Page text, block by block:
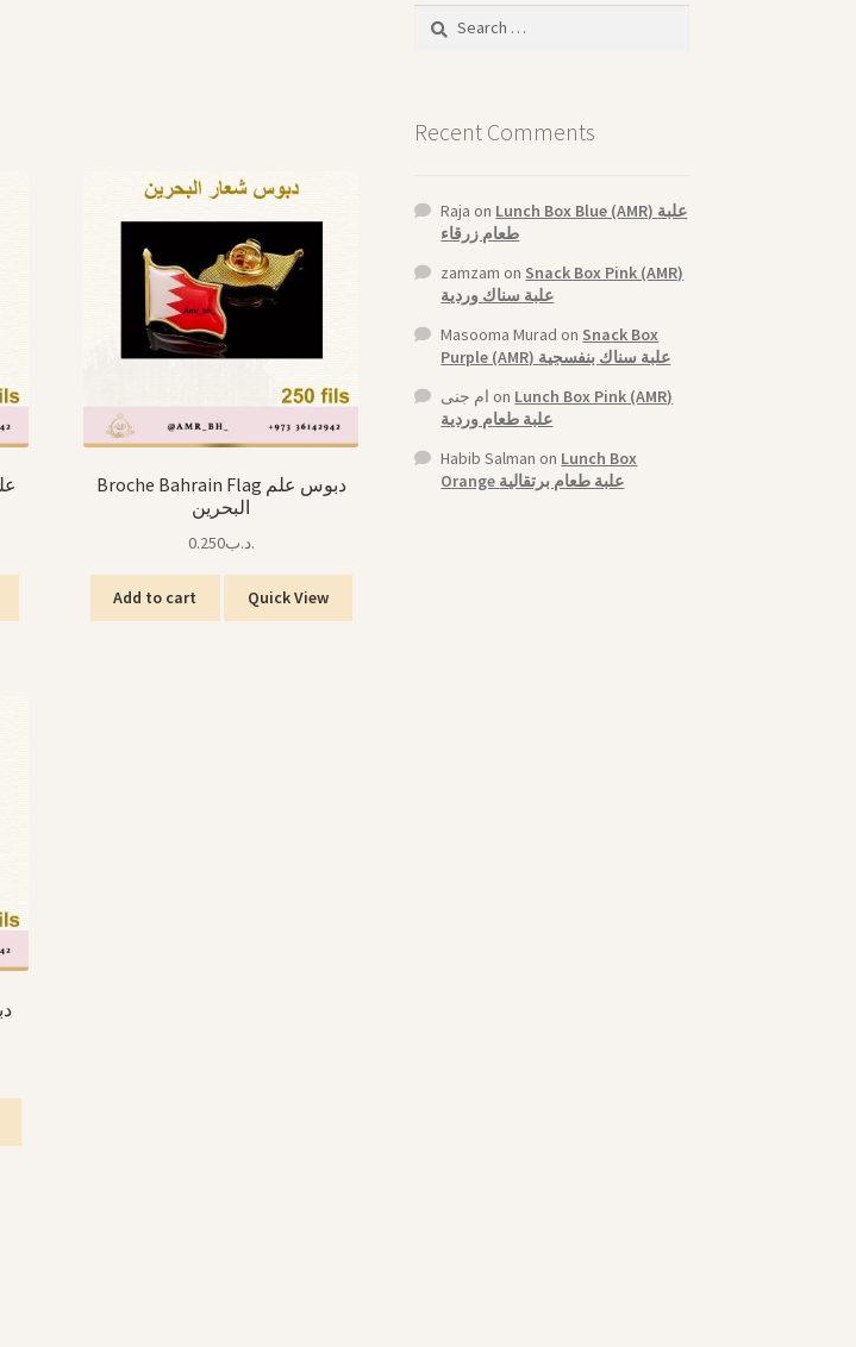
Broche Bahrain Flag دبوس علم
البحرين
.د.ب0.250
Add to cart Quick View
Search
Recent Comments
Raja on Lunch Box Blue (AMR) علبة
طعام زرقاء
zamzam on Snack Box Pink (AMR)
علبة سناك وردية
Masooma Murad on Snack Box
Purple (AMR) علبة سناك بنفسجية
ام جنى on Lunch Box Pink (AMR)
علبة طعام وردية
Habib Salman on Lunch Box
Orange علبة طعام برتقالية